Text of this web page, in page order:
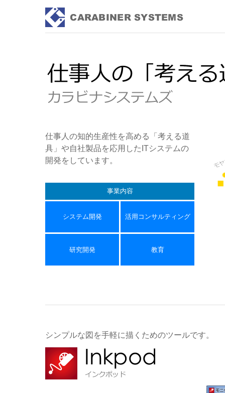
仕事人の知的生産性を高める「考える道
具」や自社製品を応用したITシステムの
開発をしています。
事業内容
システム開発 活用コンサルティング
研究開発 教育
シンプルな図を手軽に描くためのツールです。